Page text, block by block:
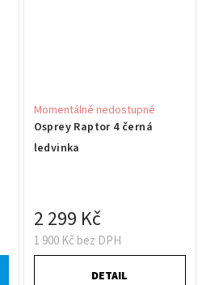
Osprey Raptor 4 černá
ledvinka
Momentálně nedostupné
1 900 Kč bez DPH
2 299 Kč
DETAIL